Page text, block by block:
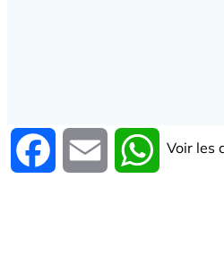
Facebook Email Voir les